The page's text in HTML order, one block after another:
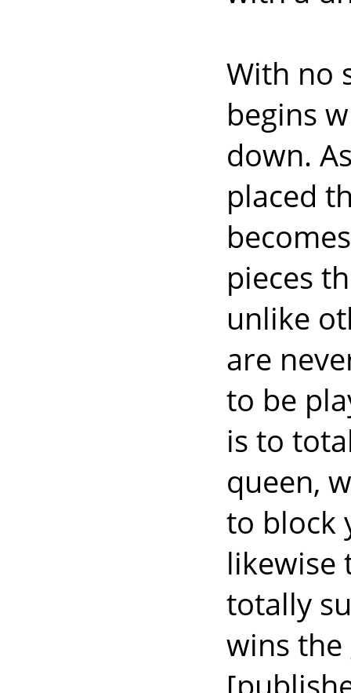
With no
begins
down.
placed
pieces
unlike
are
to be
is to
queen,
to block
likewise
totally
wins the